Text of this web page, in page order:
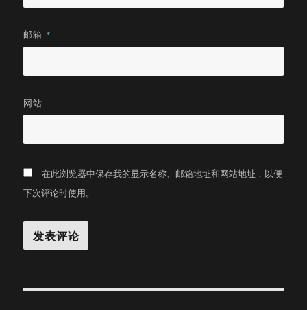
邮箱 *
网站
在此浏览器中保存我的显示名称、邮箱地址和网站地址，以便
下次评论时使用。